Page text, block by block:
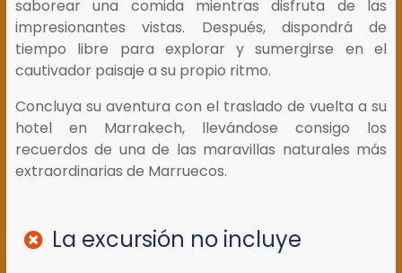
saborear una comida mientras disfruta de las
impresionantes vistas. Después, dispondrá de
tiempo libre para explorar y sumergirse en el
cautivador paisaje a su propio ritmo.
Concluya su aventura con el traslado de vuelta a su
hotel en Marrakech, llevándose consigo los
recuerdos de una de las maravillas naturales más
extraordinarias de Marruecos.
La excursión no incluye